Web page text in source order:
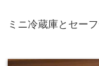
ミニ冷蔵庫とセー